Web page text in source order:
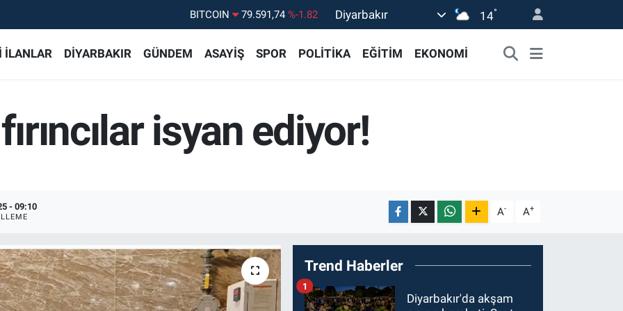
DOLAR 45,43620 %0.02
14.598,00
BITCOIN
79.591,74 %-1.82
Diyarbakır 14°
İLANLAR DİYARBAKIR GÜNDEM ASAYİŞ SPOR POLİTİKA EĞİTİM EKONOMİ
isyan ediyor!
- 09:10 A- A+
Trend Haberler
Diyarbakır'da akşam
1